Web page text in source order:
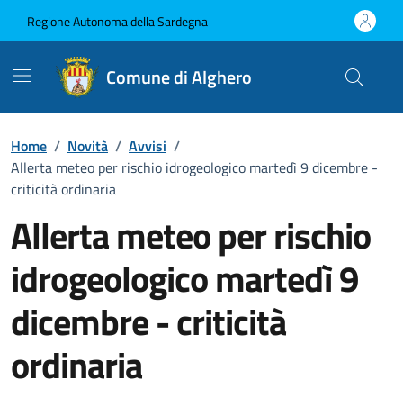
Regione Autonoma della Sardegna
Comune di Alghero
Home / Novità / Avvisi /
Allerta meteo per rischio idrogeologico martedì 9 dicembre -
criticità ordinaria
Allerta meteo per rischio
idrogeologico martedì 9
dicembre - criticità
ordinaria